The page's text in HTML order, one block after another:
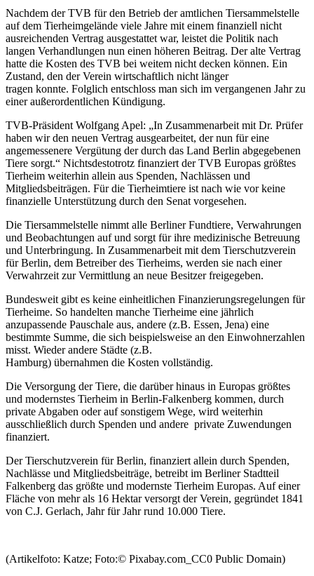
Nachdem der TVB für den Betrieb der amtlichen Tiersammelstelle
auf dem Tierheimgelände viele Jahre mit einem finanziell nicht
ausreichenden Vertrag ausgestattet war, leistet die Politik nach
langen Verhandlungen nun einen höheren Beitrag. Der alte Vertrag
hatte die Kosten des TVB bei weitem nicht decken können. Ein
Zustand, den der Verein wirtschaftlich nicht länger
tragen konnte. Folglich entschloss man sich im vergangenen Jahr zu
einer außerordentlichen Kündigung.
TVB-Präsident Wolfgang Apel: „In Zusammenarbeit mit Dr. Prüfer
haben wir den neuen Vertrag ausgearbeitet, der nun für eine
angemessenere Vergütung der durch das Land Berlin abgegebenen
Tiere sorgt.“ Nichtsdestotrotz finanziert der TVB Europas größtes
Tierheim weiterhin allein aus Spenden, Nachlässen und
Mitgliedsbeiträgen. Für die Tierheimtiere ist nach wie vor keine
finanzielle Unterstützung durch den Senat vorgesehen.
Die Tiersammelstelle nimmt alle Berliner Fundtiere, Verwahrungen
und Beobachtungen auf und sorgt für ihre medizinische Betreuung
und Unterbringung. In Zusammenarbeit mit dem Tierschutzverein
für Berlin, dem Betreiber des Tierheims, werden sie nach einer
Verwahrzeit zur Vermittlung an neue Besitzer freigegeben.
Bundesweit gibt es keine einheitlichen Finanzierungsregelungen für
Tierheime. So handelten manche Tierheime eine jährlich
anzupassende Pauschale aus, andere (z.B. Essen, Jena) eine
bestimmte Summe, die sich beispielsweise an den Einwohnerzahlen
misst. Wieder andere Städte (z.B.
Hamburg) übernahmen die Kosten vollständig.
Die Versorgung der Tiere, die darüber hinaus in Europas größtes
und modernstes Tierheim in Berlin-Falkenberg kommen, durch
private Abgaben oder auf sonstigem Wege, wird weiterhin
ausschließlich durch Spenden und andere private Zuwendungen
finanziert.
Der Tierschutzverein für Berlin, finanziert allein durch Spenden,
Nachlässe und Mitgliedsbeiträge, betreibt im Berliner Stadtteil
Falkenberg das größte und modernste Tierheim Europas. Auf einer
Fläche von mehr als 16 Hektar versorgt der Verein, gegründet 1841
von C.J. Gerlach, Jahr für Jahr rund 10.000 Tiere.
(Artikelfoto: Katze; Foto:© Pixabay.com_CC0 Public Domain)